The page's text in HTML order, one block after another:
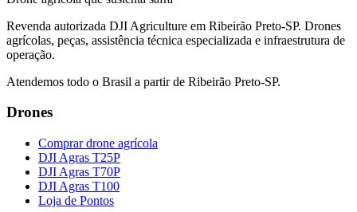
Revenda autorizada DJI Agriculture em Ribeirão Preto-SP. Drones
agrícolas, peças, assistência técnica especializada e infraestrutura de
operação.
Atendemos todo o Brasil a partir de Ribeirão Preto-SP.
Drones
Comprar drone agrícola
DJI Agras T25P
DJI Agras T70P
DJI Agras T100
Loja de Pontos